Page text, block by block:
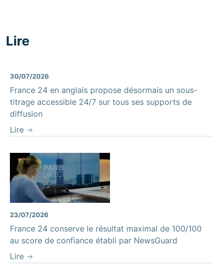
Lire
30/07/2026
France 24 en anglais propose désormais un sous-
titrage accessible 24/7 sur tous ses supports de
diffusion
Lire
23/07/2026
France 24 conserve le résultat maximal de 100/100
au score de confiance établi par NewsGuard
Lire